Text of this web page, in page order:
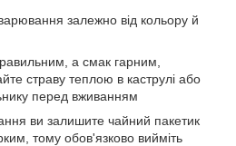
залежно від кольору й
а смак гарним,
страву теплою в каструлі або
перед вживанням
ви залишите чайний пакетик
тому обов'язково вийміть